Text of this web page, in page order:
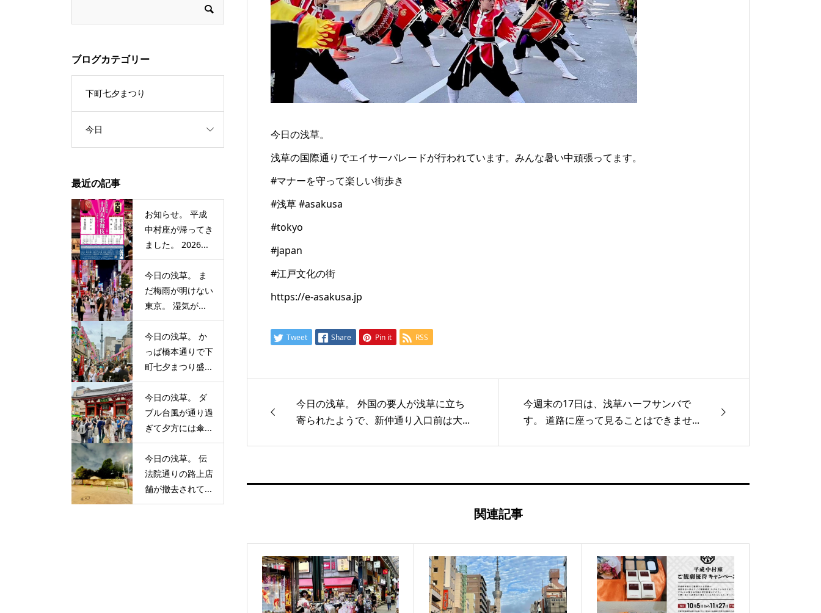
今日の浅草。
浅草の国際通りでエイサーパレードが行われています。みんな暑い中頑張ってます。
#マナーを守って楽しい街歩き
#浅草 #asakusa
#tokyo
#japan
#江戸文化の街
https://e-asakusa.jp
Tweet Share Pin it RSS
今日の浅草。 外国の要人が浅草に立ち
寄られたようで、新仲通り入口前は大...
今週末の17日は、浅草ハーフサンバで
す。 道路に座って見ることはできませ...
関連記事
ブログカテゴリー
下町七夕まつり
今日
最近の記事
お知らせ。 平成
中村座が帰ってき
ました。 2026...
今日の浅草。 ま
だ梅雨が明けない
東京。 湿気が...
今日の浅草。 か
っぱ橋本通りで下
町七夕まつり盛...
今日の浅草。 ダ
ブル台風が通り過
ぎて夕方には傘...
今日の浅草。 伝
法院通りの路上店
舗が撤去されて...